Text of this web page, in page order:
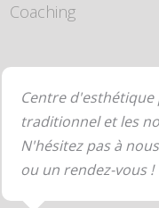
Coaching
Centre d'esthétique
traditionnel et les
N'hésitez pas à
ou un rendez-vous !